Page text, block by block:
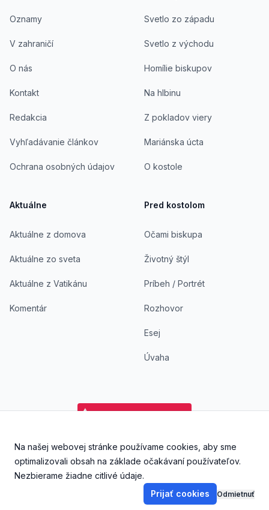
Oznamy
V zahraničí
O nás
Kontakt
Redakcia
Vyhľadávanie článkov
Ochrana osobných údajov
Aktuálne
Aktuálne z domova
Aktuálne zo sveta
Aktuálne z Vatikánu
Komentár
Svetlo zo západu
Svetlo z východu
Homílie biskupov
Na hlbinu
Z pokladov viery
Mariánska úcta
O kostole
Pred kostolom
Očami biskupa
Životný štýl
Príbeh / Portrét
Rozhovor
Esej
Úvaha
FacebookInstagramYouTubeAplikácia DoKostola -
Aplikácia
Na našej webovej stránke používame cookies, aby sme
optimalizovali obsah na základe očakávaní používateľov.
Nezbierame žiadne citlivé údaje.
Prijať cookies
Odmietnuť